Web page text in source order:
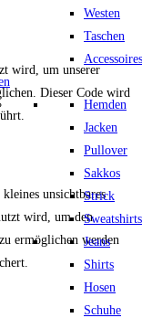
Westen
Taschen
Accessoires
Hemden
Jacken
Pullover
Sakkos
Strick
Sweatshirts
Jeans
Shirts
Hosen
Schuhe
wird, um unserer
Dieser Code wird
unsichtbares
wird, um den
ermöglichen werden